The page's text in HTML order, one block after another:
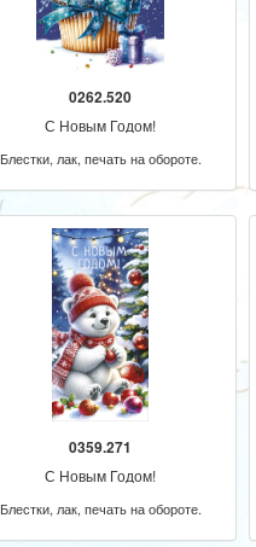
0262.520
С Новым Годом!
Блестки, лак, печать на обороте.
0359.271
С Новым Годом!
Блестки, лак, печать на обороте.